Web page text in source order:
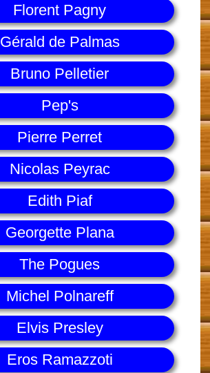
Florent Pagny
Gérald de Palmas
Bruno Pelletier
Pep's
Pierre Perret
Nicolas Peyrac
Edith Piaf
Georgette Plana
The Pogues
Michel Polnareff
Elvis Presley
Eros Ramazzoti